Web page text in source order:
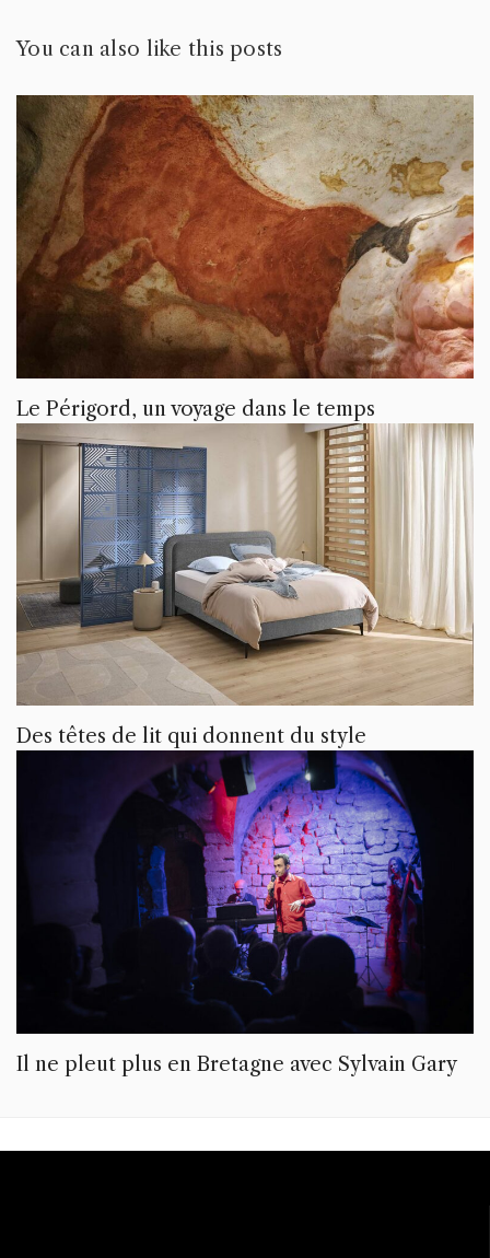
You can also like this posts
Le Périgord, un voyage dans le temps
Des têtes de lit qui donnent du style
Il ne pleut plus en Bretagne avec Sylvain Gary